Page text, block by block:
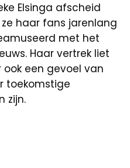
Elsinga afscheid
ze haar fans jarenlang
met het
Haar vertrek liet
een gevoel van
toekomstige
zijn.